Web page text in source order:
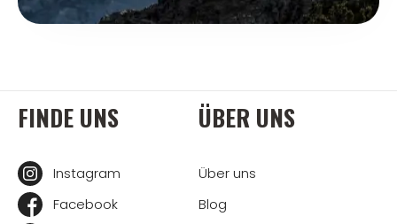
FINDE UNS
Instagram
Facebook
ÜBER UNS
Über uns
Blog